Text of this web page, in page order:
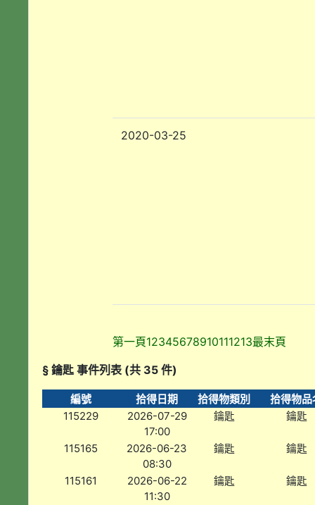
2020-03-25
第一頁12345678910111213最末頁
§ 鑰匙 事件列表 (共 35 件)
編號 拾得日期 拾得物類別
拾得物品
115229
2026-07-29
17:00
鑰匙 鑰匙
115165
2026-06-23
08:30
鑰匙 鑰匙
115161
2026-06-22
11:30
鑰匙 鑰匙